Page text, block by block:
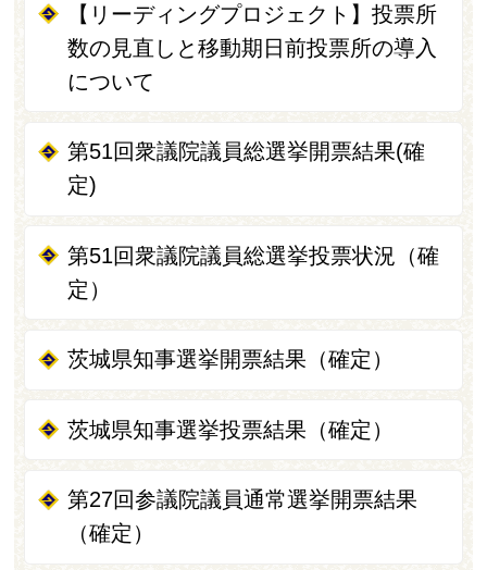
【リーディングプロジェクト】投票所
数の見直しと移動期日前投票所の導入
について
第51回衆議院議員総選挙開票結果(確
定)
第51回衆議院議員総選挙投票状況（確
定）
茨城県知事選挙開票結果（確定）
茨城県知事選挙投票結果（確定）
第27回参議院議員通常選挙開票結果
（確定）